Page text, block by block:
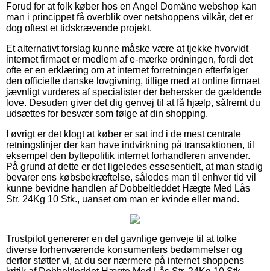
Forud for at folk køber hos en Angel Domäne webshop kan
man i princippet få overblik over netshoppens vilkår, det er
dog oftest et tidskrævende projekt.
Et alternativt forslag kunne måske være at tjekke hvorvidt
internet firmaet er medlem af e-mærke ordningen, fordi det
ofte er en erklæring om at internet forretningen efterfølger
den officielle danske lovgivning, tillige med at online firmaet
jævnligt vurderes af specialister der behersker de gældende
love. Desuden giver det dig genvej til at få hjælp, såfremt du
udsættes for besvær som følge af din shopping.
I øvrigt er det klogt at køber er sat ind i de mest centrale
retningslinjer der kan have indvirkning på transaktionen, til
eksempel den byttepolitik internet forhandleren anvender.
På grund af dette er det ligeledes essesentielt, at man stadig
bevarer ens købsbekræftelse, således man til enhver tid vil
kunne bevidne handlen af Dobbeltleddet Hægte Med Lås
Str. 24Kg 10 Stk., uanset om man er kvinde eller mand.
Trustpilot genererer en del gavnlige genveje til at tolke
diverse forhenværende konsumenters bedømmelser og
derfor støtter vi, at du ser nærmere på internet shoppens